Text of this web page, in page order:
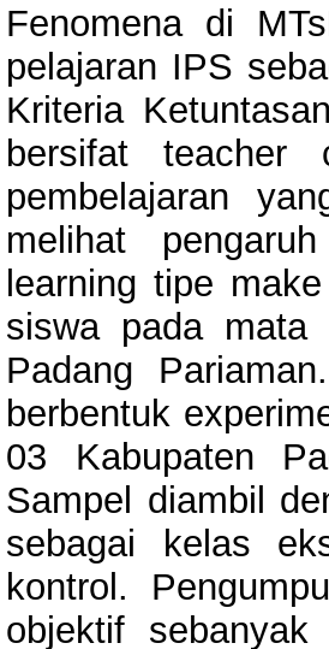
Fenomena di
pelajaran IPS
Kriteria
bersifat teacher
pembelajaran
melihat
learning tipe
siswa pada
Padang
berbentuk
03 Kabupaten
Sampel diambil
sebagai kelas
kontrol.
objektif